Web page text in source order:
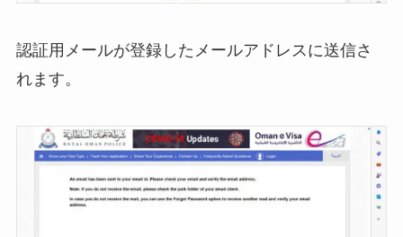
認証用メールが登録したメールアドレスに送信さ
れます。